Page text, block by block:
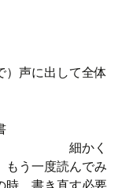
）声に出して全体
く
もう一度読んでみ